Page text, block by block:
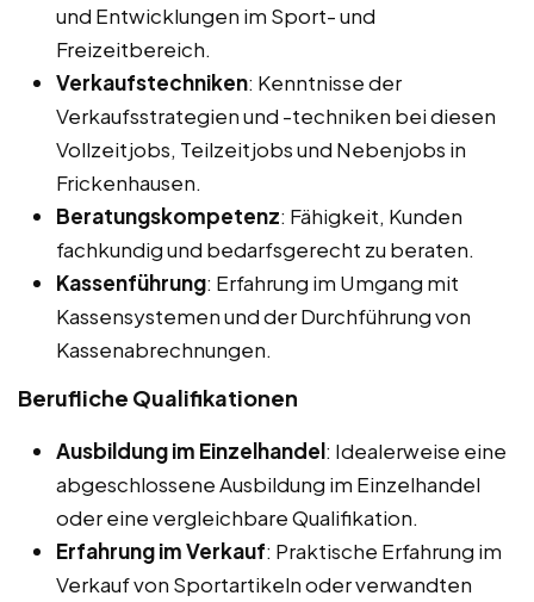
und Entwicklungen im Sport- und
Freizeitbereich.
Verkaufstechniken: Kenntnisse der
Verkaufsstrategien und -techniken bei diesen
Vollzeitjobs, Teilzeitjobs und Nebenjobs in
Frickenhausen.
Beratungskompetenz: Fähigkeit, Kunden
fachkundig und bedarfsgerecht zu beraten.
Kassenführung: Erfahrung im Umgang mit
Kassensystemen und der Durchführung von
Kassenabrechnungen.
Berufliche Qualifikationen
Ausbildung im Einzelhandel: Idealerweise eine
abgeschlossene Ausbildung im Einzelhandel
oder eine vergleichbare Qualifikation.
Erfahrung im Verkauf: Praktische Erfahrung im
Verkauf von Sportartikeln oder verwandten